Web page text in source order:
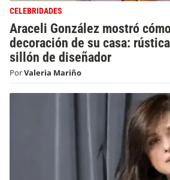
CELEBRIDADES
Araceli González mostró
decoración de su casa:
sillón de diseñador
PorValeria Mariño